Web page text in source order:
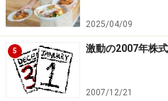
同社は研究開発型企業であ
17％と、製造業としては突
います。このような高利益
あります。
2025/04/09
5 激動の2007年株式
2007/12/21